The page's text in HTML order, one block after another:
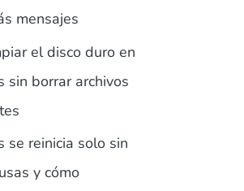
mensajes
el disco duro en
sin borrar archivos
se reinicia solo sin
y cómo